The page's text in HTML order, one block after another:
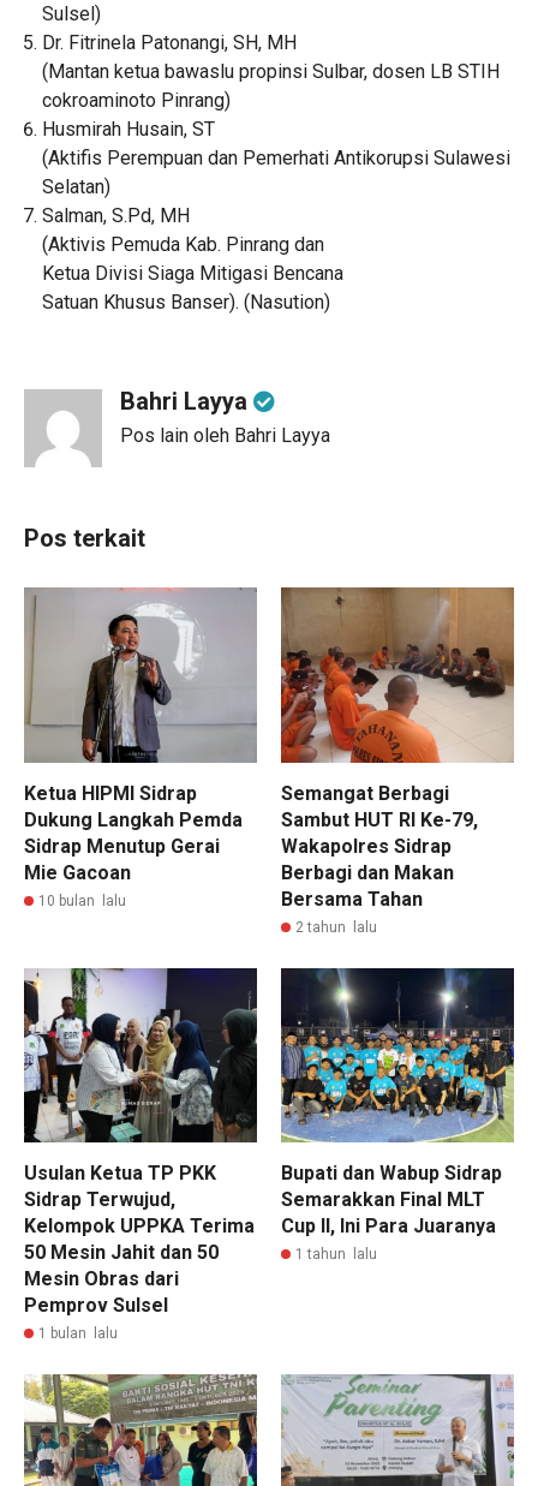
Sulsel)
Dr. Fitrinela Patonangi, SH, MH
(Mantan ketua bawaslu propinsi Sulbar, dosen LB STIH
cokroaminoto Pinrang)
Husmirah Husain, ST
(Aktifis Perempuan dan Pemerhati Antikorupsi Sulawesi
Selatan)
Salman, S.Pd, MH
(Aktivis Pemuda Kab. Pinrang dan
Ketua Divisi Siaga Mitigasi Bencana
Satuan Khusus Banser). (Nasution)
Bahri Layya
Pos lain oleh Bahri Layya
Pos terkait
Ketua HIPMI Sidrap
Dukung Langkah Pemda
Sidrap Menutup Gerai
Mie Gacoan
10 bulan lalu
Semangat Berbagi
Sambut HUT RI Ke-79,
Wakapolres Sidrap
Berbagi dan Makan
Bersama Tahan
2 tahun lalu
Usulan Ketua TP PKK
Sidrap Terwujud,
Kelompok UPPKA Terima
50 Mesin Jahit dan 50
Mesin Obras dari
Pemprov Sulsel
1 bulan lalu
Bupati dan Wabup Sidrap
Semarakkan Final MLT
Cup II, Ini Para Juaranya
1 tahun lalu